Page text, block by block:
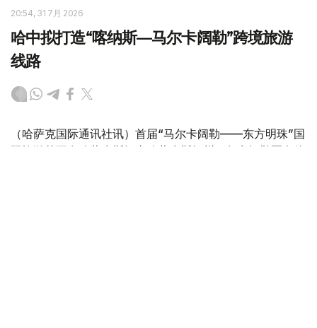
20:54, 31 7月 2026
哈中拟打造“喀纳斯—马尔卡阔勒”跨境旅游
线路
（哈萨克国际通讯社讯）首届“马尔卡阔勒——东方明珠”国
际旅游节正在哈萨克斯坦东哈萨克斯坦州马尔卡阔勒区乌伦